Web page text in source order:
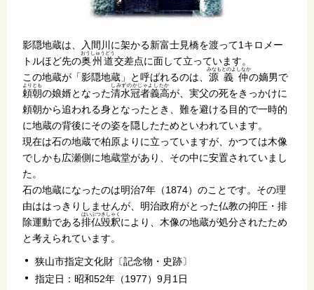
影隠地蔵は、入間川に架かる新富士見橋を渡って1キロメー
トルほど先の奥州道
おうしゅうどう
交差点に面して立っています。
この地蔵が「影隠地蔵」と呼ばれるのは、 源義仲
みなもとのよしなか
の嫡男で
頼朝
よりとも
の娘婿となった清水冠者義高
しみずのかじゃよしたか
が、実父の死をきっかけに
頼朝から追われる身となったとき、難を避ける目的で一時的
に地蔵の背後にその姿を隠したためといわれています。
現在は石の地蔵で柏原よりに立っていますが、かつては木像
でしかも広瀬側に地蔵堂があり、その中に安置されていまし
た。
石の地蔵になったのは明治7年（1874）のことです。その理
由ははっきりしませんが、明治政府がとった仏教の抑圧・排
除運動である排仏毀釈
はいぶつきしゃく
により、木像の地蔵が処分されたため
と考えられています。
狭山市指定文化財〔記念物・史跡〕
指定日：昭和52年（1977）9月1日